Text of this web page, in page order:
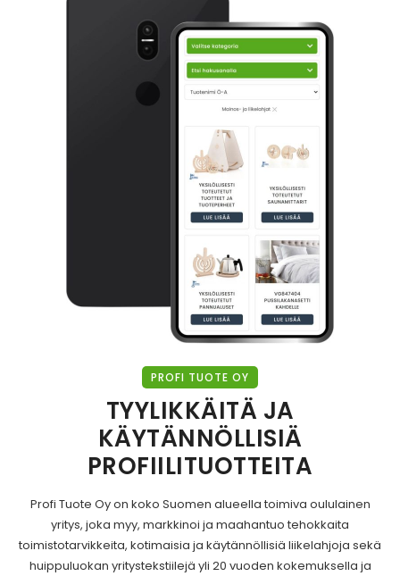
PROFI TUOTE OY
TYYLIKKÄITÄ JA
KÄYTÄNNÖLLISIÄ
PROFIILITUOTTEITA
Profi Tuote Oy on koko Suomen alueella toimiva oululainen
yritys, joka myy, markkinoi ja maahantuo tehokkaita
toimistotarvikkeita, kotimaisia ja käytännöllisiä liikelahjoja sekä
huippuluokan yritystekstiilejä yli 20 vuoden kokemuksella ja